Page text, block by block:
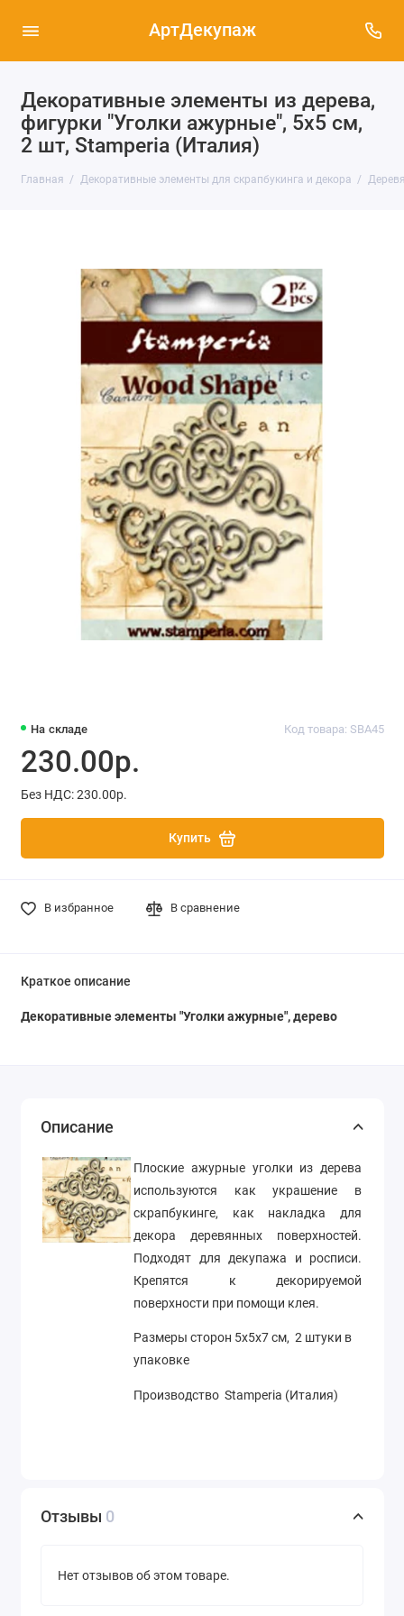
АртДекупаж
Декоративные элементы из дерева,
фигурки "Уголки ажурные", 5х5 см,
2 шт, Stamperia (Италия)
Главная Декоративные элементы для скрапбукинга и декора
На складе Код товара: SBA45
230.00р.
Без НДС: 230.00р.
Купить
В избранное В сравнение
Краткое описание
Декоративные элементы "Уголки ажурные", дерево
Описание
Плоские ажурные уголки из дерева
используются как украшение в
скрапбукинге, как накладка для
декора деревянных поверхностей.
Подходят для декупажа и росписи.
Крепятся к декорируемой
поверхности при помощи клея.
Размеры сторон 5х5х7 см, 2 штуки в
упаковке
Производство Stamperia (Италия)
Отзывы 0
Нет отзывов об этом товаре.